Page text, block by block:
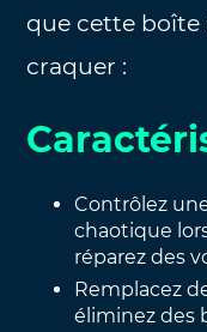
que cette boîte
craquer :
Contrôlez
chaotique
réparez des
Remplacez
éliminez des